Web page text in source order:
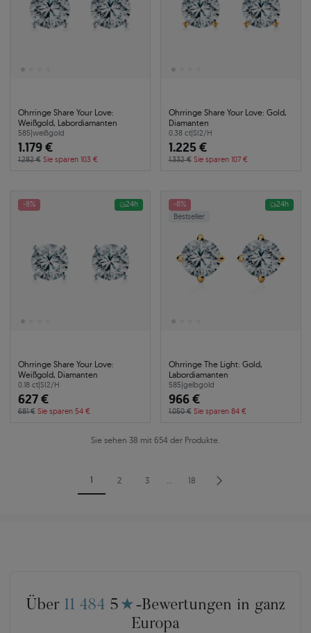
Ohrringe Share Your Love:
Weißgold, Labordiamanten
585|weißgold
1.179 €
1.282 € Sie sparen 103 €
Ohrringe Share Your Love: Gold,
Diamanten
0.38 ct|SI2/H
1.225 €
1.332 € Sie sparen 107 €
-8% 24h
Ohrringe Share Your Love:
Weißgold, Diamanten
0.18 ct|SI2/H
627 €
681 € Sie sparen 54 €
-8%
Bestseller
24h
Ohrringe The Light: Gold,
Labordiamanten
585|gelbgold
966 €
1.050 € Sie sparen 84 €
Sie sehen 38 mit 654 der Produkte.
1 2 3 … 18
Über 11 484 5 ★ -Bewertungen in ganz
Europa